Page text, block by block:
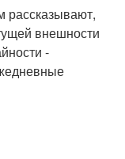
рассказывают,
внешности
-